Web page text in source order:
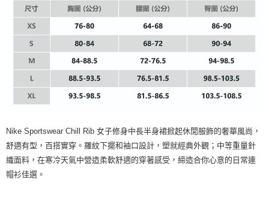
Nike Sportswear Chill Rib 女子修身中長半身裙掀起休閒服飾的奢華風尚，
舒適有型，百搭實穿。羅紋下擺和袖口設計，塑就經典外觀；中等重量針
織面料，在寒冷天氣中營造柔軟舒適的穿著感受，締造合你心意的日常連
帽衫佳選。